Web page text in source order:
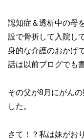
認知症＆透析中の母
設で骨折して入院し
身的な介護のおかげ
話は以前ブログでも
その父が8月にがん
した。
さて！？私は妹がお